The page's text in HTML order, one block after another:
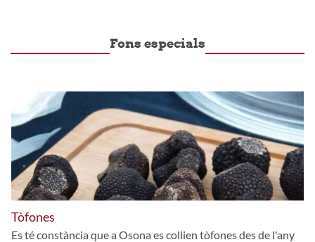
Fons especials
Tòfones
Es té constància que a Osona es collien tòfones des de l'any